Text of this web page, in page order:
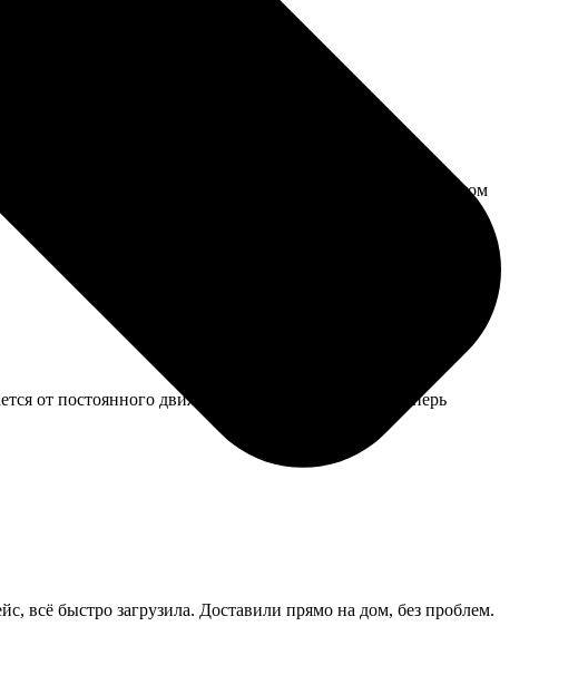
помог выбрать правильный оттенок, чтобы не было слишком
от постоянного движения. Работать за компом теперь
всё быстро загрузила. Доставили прямо на дом, без проблем.